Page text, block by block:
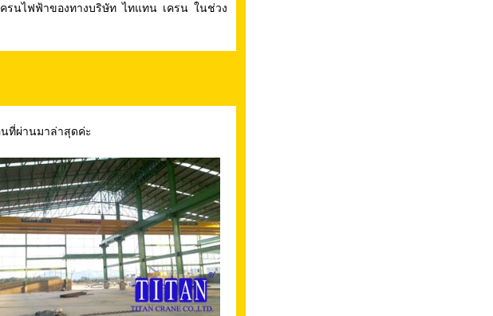
รนไฟฟ้าของทางบริษัท ไทแทน เครน ในช่วง
นที่ผ่านมาล่าสุดค่ะ